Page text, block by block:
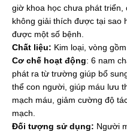
giờ khoa học chưa phát
không giải thích được tại sao
được một số bệnh.
Chất liệu: Kim loại, vòng
Cơ chế hoạt động: 6 nam
phát ra từ trường giúp bổ
thể con người, giúp máu lưu
mạch máu, giảm cường độ
mạch.
Đối tượng sử dụng: Người